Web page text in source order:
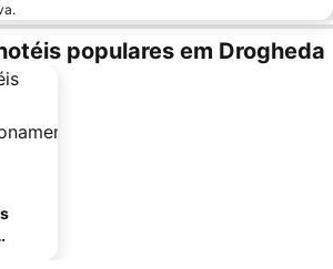
populares em Drogheda